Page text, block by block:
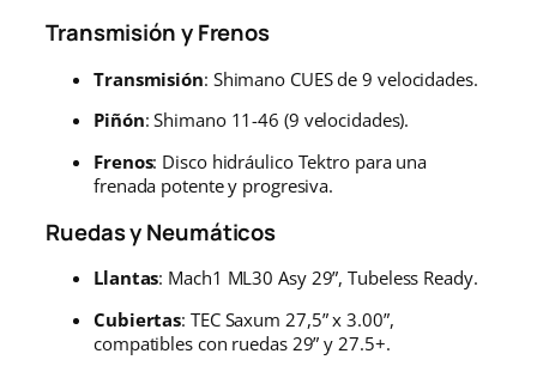
Transmisión y Frenos
Transmisión: Shimano CUES de 9 velocidades.
Piñón: Shimano 11-46 (9 velocidades).
Frenos: Disco hidráulico Tektro para una
frenada potente y progresiva.
Ruedas y Neumáticos
Llantas: Mach1 ML30 Asy 29”, Tubeless Ready.
Cubiertas: TEC Saxum 27,5” x 3.00”,
compatibles con ruedas 29” y 27.5+.